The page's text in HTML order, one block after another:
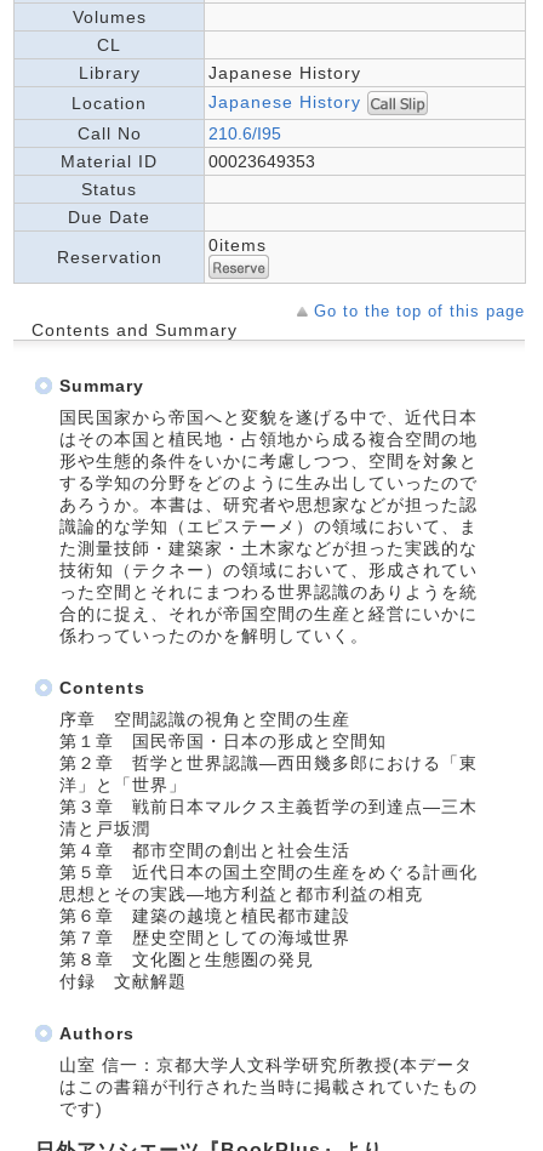
Volumes
CL
Library
Japanese History
Location
Japanese History
Call No
210.6/I95
Material ID
00023649353
Status
Due Date
Reservation
0items
Go to the top of this page
Contents and Summary
Summary
国民国家から帝国へと変貌を遂げる中で、近代日本
はその本国と植民地・占領地から成る複合空間の地
形や生態的条件をいかに考慮しつつ、空間を対象と
する学知の分野をどのように生み出していったので
あろうか。本書は、研究者や思想家などが担った認
識論的な学知（エピステーメ）の領域において、ま
た測量技師・建築家・土木家などが担った実践的な
技術知（テクネー）の領域において、形成されてい
った空間とそれにまつわる世界認識のありようを統
合的に捉え、それが帝国空間の生産と経営にいかに
係わっていったのかを解明していく。
Contents
序章 空間認識の視角と空間の生産
第１章 国民帝国・日本の形成と空間知
第２章 哲学と世界認識―西田幾多郎における「東
洋」と「世界」
第３章 戦前日本マルクス主義哲学の到達点―三木
清と戸坂潤
第４章 都市空間の創出と社会生活
第５章 近代日本の国土空間の生産をめぐる計画化
思想とその実践―地方利益と都市利益の相克
第６章 建築の越境と植民都市建設
第７章 歴史空間としての海域世界
第８章 文化圏と生態圏の発見
付録 文献解題
Authors
山室 信一：京都大学人文科学研究所教授(本データ
はこの書籍が刊行された当時に掲載されていたもの
です)